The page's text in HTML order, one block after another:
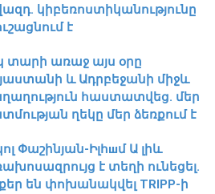
կիբեռոստիկանությունը
է
տարի առաջ այս օրը
և Ադրբեջանի միջև
հաստատվեց․ մեր
ղեկը մեր ձեռքում է
Փաշինյան-Իլհшմ Ա լիև
է տեղի ունեցել․
են փոխանակվել TRIPP-ի